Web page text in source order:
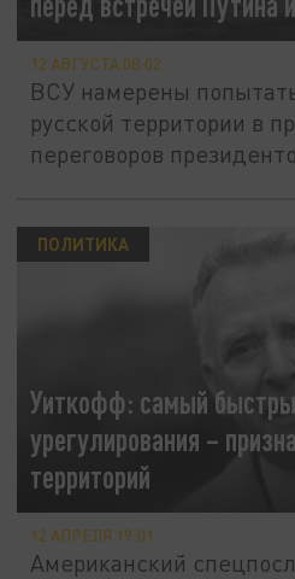
12 АВГУСТА 08:02
ВСУ намерены
русской территории в
переговоров
Уиткофф: самый
урегулирования –
территорий
ПОЛИТИКА
12 АПРЕЛЯ 19:01
Американский